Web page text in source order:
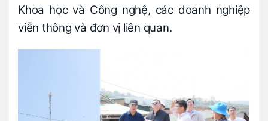
Khoa học và Công nghệ, các doanh nghiệp
viễn thông và đơn vị liên quan.